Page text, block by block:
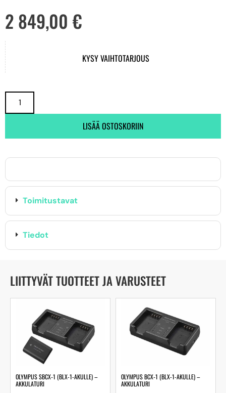
2 849,00 €
KYSY VAIHTOTARJOUS
LISÄÄ OSTOSKORIIN
Toimitustavat
Tiedot
LIITTYVÄT TUOTTEET JA VARUSTEET
OLYMPUS SBCX‑1 (BLX-1-AKULLE) –
AKKULATURI
OLYMPUS BCX‑1 (BLX-1-AKULLE) –
AKKULATURI